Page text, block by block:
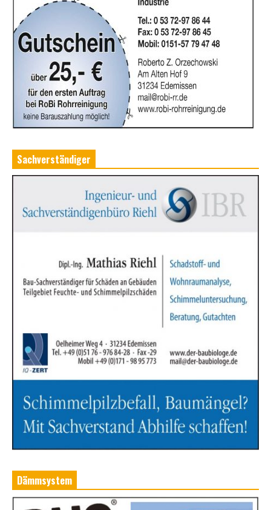
Sachverständiger
Dämmsystem